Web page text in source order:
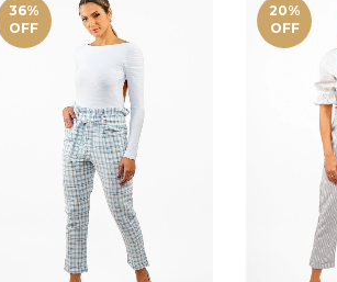
36%
OFF
20%
OFF